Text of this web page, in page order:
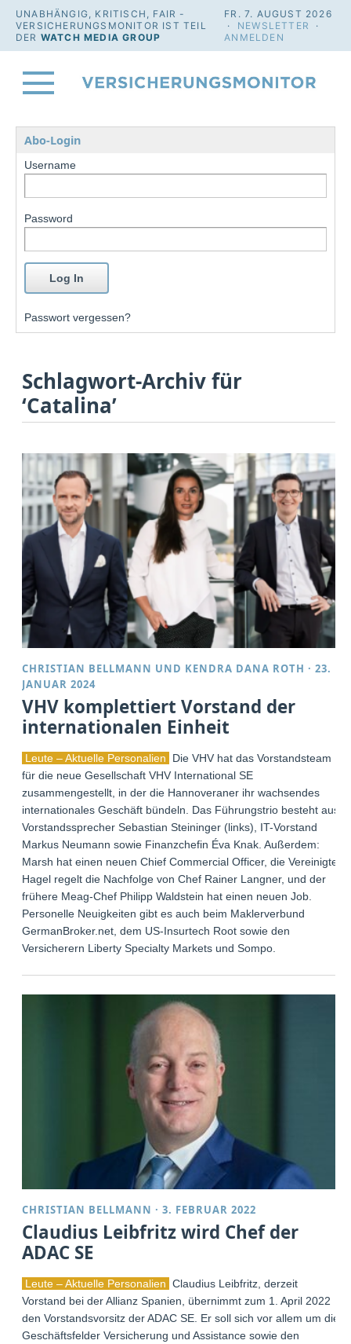
UNABHÄNGIG, KRITISCH, FAIR -
VERSICHERUNGSMONITOR IST TEIL
DER WATCH MEDIA GROUP
FR. 7. AUGUST 2026
· NEWSLETTER
·
ANMELDEN
Abo-Login
Username
Password
Passwort vergessen?
Schlagwort-Archiv für
‘Catalina’
CHRISTIAN BELLMANN UND KENDRA DANA ROTH ·23.
JANUAR 2024
VHV komplettiert Vorstand der
internationalen Einheit
Leute – Aktuelle Personalien
Die VHV hat das Vorstandsteam
für die neue Gesellschaft VHV International SE
zusammengestellt, in der die Hannoveraner ihr wachsendes
internationales Geschäft bündeln. Das Führungstrio besteht aus
Vorstandssprecher Sebastian Steininger (links), IT-Vorstand
Markus Neumann sowie Finanzchefin Éva Knak. Außerdem:
Marsh hat einen neuen Chief Commercial Officer, die Vereinigte
Hagel regelt die Nachfolge von Chef Rainer Langner, und der
frühere Meag-Chef Philipp Waldstein hat einen neuen Job.
Personelle Neuigkeiten gibt es auch beim Maklerverbund
GermanBroker.net, dem US-Insurtech Root sowie den
Versicherern Liberty Specialty Markets und Sompo.
CHRISTIAN BELLMANN ·3. FEBRUAR 2022
Claudius Leibfritz wird Chef der
ADAC SE
Leute – Aktuelle Personalien Claudius Leibfritz, derzeit
Vorstand bei der Allianz Spanien, übernimmt zum 1. April 2022
den Vorstandsvorsitz der ADAC SE. Er soll sich vor allem um die
Geschäftsfelder Versicherung und Assistance sowie den